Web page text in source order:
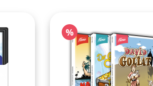
Rabatt
%